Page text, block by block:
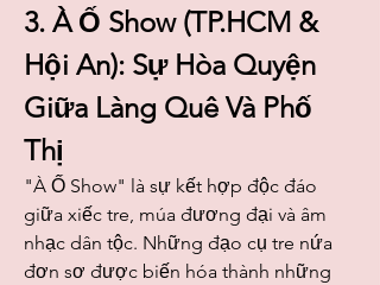
3. À Ố Show (TP.HCM &
Hội An): Sự Hòa Quyện
Giữa Làng Quê Và Phố
Thị
"À Ố Show" là sự kết hợp độc đáo
giữa xiếc tre, múa đương đại và âm
nhạc dân tộc. Những đạo cụ tre nứa
đơn sơ được biến hóa thành những